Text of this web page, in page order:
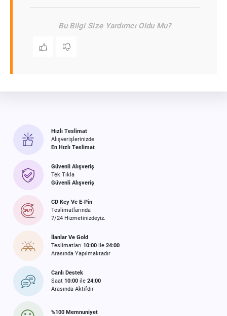
Bu Bilgi Size Yardımcı Oldu Mu?
Hızlı Teslimat
Alışverişlerinizde
En Hızlı Teslimat
Güvenli Alışveriş
Tek Tıkla
Güvenli Alışveriş
CD Key Ve E-Pin
Teslimatlarında
7/24 Hizmetinizdeyiz.
İlanlar Ve Gold
Teslimatları 10:00 ile 24:00
Arasında Yapılmaktadır
Canlı Destek
Saat 10:00 ile 24:00
Arasında Aktifdir
%100 Memnuniyet